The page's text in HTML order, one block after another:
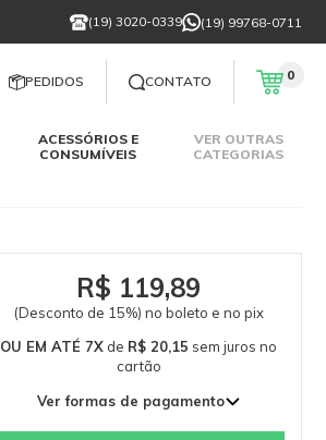
(19) 3020-0339 (19) 99768-0711
PEDIDOS CONTATO 0
ACESSÓRIOS E
CONSUMÍVEIS
VER OUTRAS
CATEGORIAS
R$ 119,89
(Desconto de 15%) no boleto e no pix
OU EM ATÉ 7X de R$ 20,15 sem juros no
cartão
Ver formas de pagamento